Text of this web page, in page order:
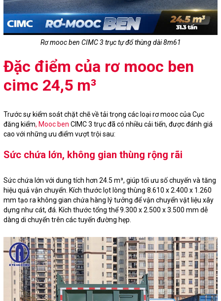
Rơ mooc ben CIMC 3 trục tự đổ thùng dài 8m61
Đặc điểm của rơ mooc ben
cimc 24,5 m³
Trước sự kiểm soát chặt chẽ về tải trọng các loại rơ mooc của Cục
đăng kiểm, Mooc ben CIMC 3 trục đã có nhiều cải tiến, được đánh giá
cao với những ưu điểm vượt trội sau:
Sức chứa lớn, không gian thùng rộng rãi
Sức chứa lớn với dung tích hơn 24.5 m³, giúp tối ưu số chuyến và tăng
hiệu quả vận chuyển. Kích thước lọt lòng thùng 8.610 x 2.400 x 1.260
mm tạo ra không gian chứa hàng lý tưởng để vận chuyển vật liệu xây
dựng như cát, đá. Kích thước tổng thể 9.300 x 2.500 x 3.500 mm dễ
dàng di chuyển trên các tuyến đường hẹp.